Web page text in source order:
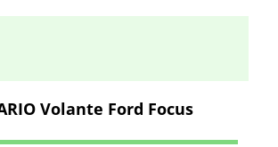
Volante Ford Focus